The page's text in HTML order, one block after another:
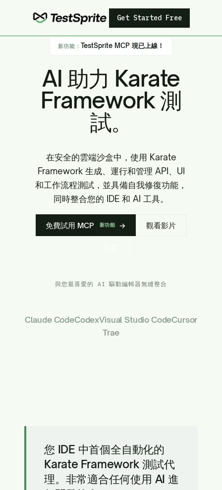
Get Started Free
新功能：TestSprite MCP 現已上線！
AI 助力 Karate
Framework 測
試。
在安全的雲端沙盒中，使用 Karate
Framework 生成、運行和管理 API、UI
和工作流程測試，並具備自我修復功能，
同時整合您的 IDE 和 AI 工具。
免費試用 MCP 新功能 → 觀看影片
與您最喜愛的 AI 驅動編輯器無縫整合
Claude CodeCodexVisual Studio CodeCursor
Trae
您 IDE 中首個全自動化的
Karate Framework 測試代
理。非常適合任何使用 AI 進